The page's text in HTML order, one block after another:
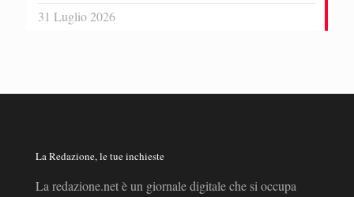
31 Luglio 2026
La Redazione, le tue inchieste
La redazione.net è un giornale digitale che si occupa